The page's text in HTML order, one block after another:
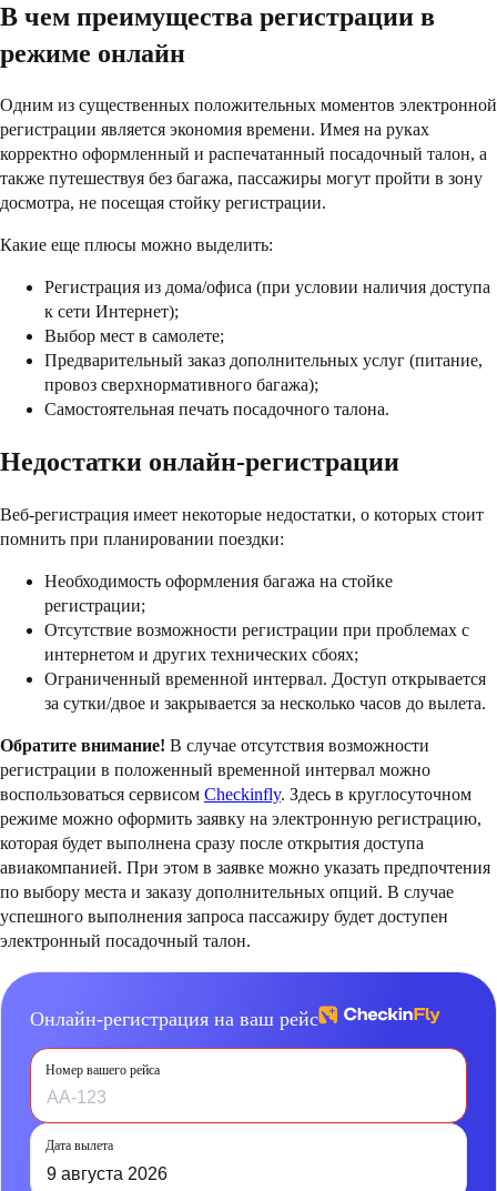
В чем преимущества регистрации в
режиме онлайн
Одним из существенных положительных моментов электронной
регистрации является экономия времени. Имея на руках
корректно оформленный и распечатанный посадочный талон, а
также путешествуя без багажа, пассажиры могут пройти в зону
досмотра, не посещая стойку регистрации.
Какие еще плюсы можно выделить:
Регистрация из дома/офиса (при условии наличия доступа
к сети Интернет);
Выбор мест в самолете;
Предварительный заказ дополнительных услуг (питание,
провоз сверхнормативного багажа);
Самостоятельная печать посадочного талона.
Недостатки онлайн-регистрации
Веб-регистрация имеет некоторые недостатки, о которых стоит
помнить при планировании поездки:
Необходимость оформления багажа на стойке
регистрации;
Отсутствие возможности регистрации при проблемах с
интернетом и других технических сбоях;
Ограниченный временной интервал. Доступ открывается
за сутки/двое и закрывается за несколько часов до вылета.
Обратите внимание! В случае отсутствия возможности
регистрации в положенный временной интервал можно
воспользоваться сервисом Checkinfly. Здесь в круглосуточном
режиме можно оформить заявку на электронную регистрацию,
которая будет выполнена сразу после открытия доступа
авиакомпанией. При этом в заявке можно указать предпочтения
по выбору места и заказу дополнительных опций. В случае
успешного выполнения запроса пассажиру будет доступен
электронный посадочный талон.
Онлайн-регистрация на ваш рейс
Номер вашего рейса
Дата вылета
9 августа 2026